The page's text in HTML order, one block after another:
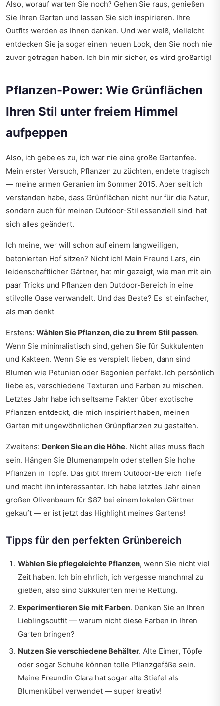
Also, worauf warten Sie noch? Gehen Sie raus, genießen
Sie Ihren Garten und lassen Sie sich inspirieren. Ihre
Outfits werden es Ihnen danken. Und wer weiß, vielleicht
entdecken Sie ja sogar einen neuen Look, den Sie noch nie
zuvor getragen haben. Ich bin mir sicher, es wird großartig!
Pflanzen-Power: Wie Grünflächen
Ihren Stil unter freiem Himmel
aufpeppen
Also, ich gebe es zu, ich war nie eine große Gartenfee.
Mein erster Versuch, Pflanzen zu züchten, endete tragisch
— meine armen Geranien im Sommer 2015. Aber seit ich
verstanden habe, dass Grünflächen nicht nur für die Natur,
sondern auch für meinen Outdoor-Stil essenziell sind, hat
sich alles geändert.
Ich meine, wer will schon auf einem langweiligen,
betonierten Hof sitzen? Nicht ich! Mein Freund Lars, ein
leidenschaftlicher Gärtner, hat mir gezeigt, wie man mit ein
paar Tricks und Pflanzen den Outdoor-Bereich in eine
stilvolle Oase verwandelt. Und das Beste? Es ist einfacher,
als man denkt.
Erstens: Wählen Sie Pflanzen, die zu Ihrem Stil passen.
Wenn Sie minimalistisch sind, gehen Sie für Sukkulenten
und Kakteen. Wenn Sie es verspielt lieben, dann sind
Blumen wie Petunien oder Begonien perfekt. Ich persönlich
liebe es, verschiedene Texturen und Farben zu mischen.
Letztes Jahr habe ich seltsame Fakten über exotische
Pflanzen entdeckt, die mich inspiriert haben, meinen
Garten mit ungewöhnlichen Grünpflanzen zu gestalten.
Zweitens: Denken Sie an die Höhe. Nicht alles muss flach
sein. Hängen Sie Blumenampeln oder stellen Sie hohe
Pflanzen in Töpfe. Das gibt Ihrem Outdoor-Bereich Tiefe
und macht ihn interessanter. Ich habe letztes Jahr einen
großen Olivenbaum für $87 bei einem lokalen Gärtner
gekauft — er ist jetzt das Highlight meines Gartens!
Tipps für den perfekten Grünbereich
Wählen Sie pflegeleichte Pflanzen, wenn Sie nicht viel
Zeit haben. Ich bin ehrlich, ich vergesse manchmal zu
gießen, also sind Sukkulenten meine Rettung.
Experimentieren Sie mit Farben. Denken Sie an Ihren
Lieblingsoutfit — warum nicht diese Farben in Ihren
Garten bringen?
Nutzen Sie verschiedene Behälter. Alte Eimer, Töpfe
oder sogar Schuhe können tolle Pflanzgefäße sein.
Meine Freundin Clara hat sogar alte Stiefel als
Blumenkübel verwendet — super kreativ!